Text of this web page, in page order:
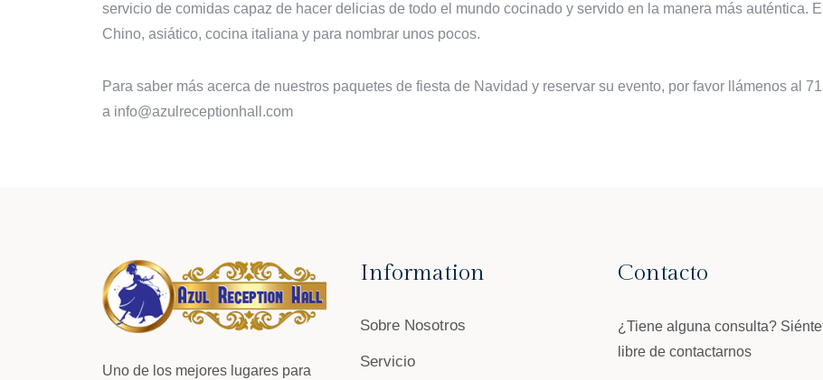
servicio de comidas capaz de hacer delicias de todo el mundo cocinado y servido en la manera más auténtica.
Chino, asiático, cocina italiana y para nombrar unos pocos.
Para saber más acerca de nuestros paquetes de fiesta de Navidad y reservar su evento, por favor llámenos al
a info@azulreceptionhall.com
Uno de los mejores lugares para
Information
Sobre Nosotros
Servicio
Contacto
¿Tiene alguna consulta?
libre de contactarnos